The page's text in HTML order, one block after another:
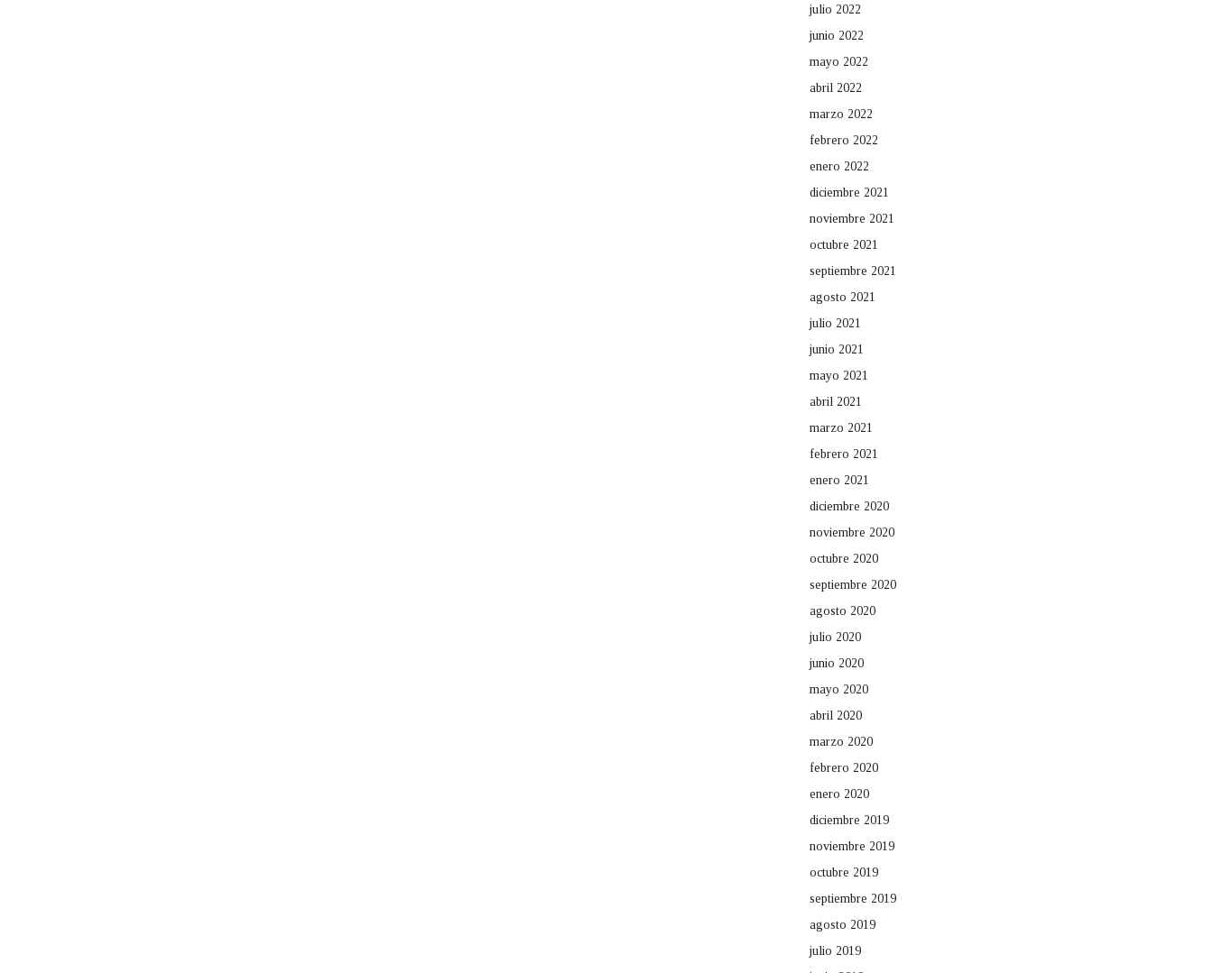
julio 2022
junio 2022
mayo 2022
abril 2022
marzo 2022
febrero 2022
enero 2022
diciembre 2021
noviembre 2021
octubre 2021
septiembre 2021
agosto 2021
julio 2021
junio 2021
mayo 2021
abril 2021
marzo 2021
febrero 2021
enero 2021
diciembre 2020
noviembre 2020
octubre 2020
septiembre 2020
agosto 2020
julio 2020
junio 2020
mayo 2020
abril 2020
marzo 2020
febrero 2020
enero 2020
diciembre 2019
noviembre 2019
octubre 2019
septiembre 2019
agosto 2019
julio 2019